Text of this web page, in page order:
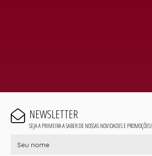
NEWSLETTER
SEJA A PRIMEIRA A SABER DE NOSSAS NOVIDADES E PROMOÇÕES!